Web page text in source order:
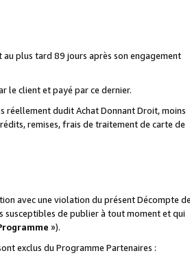
plus tard 89 jours après son engagement
le client et payé par ce dernier.
réellement dudit Achat Donnant Droit, moins
remises, frais de traitement de carte de
avec une violation du présent Décompte de
susceptibles de publier à tout moment et qui
»).
exclus du Programme Partenaires :